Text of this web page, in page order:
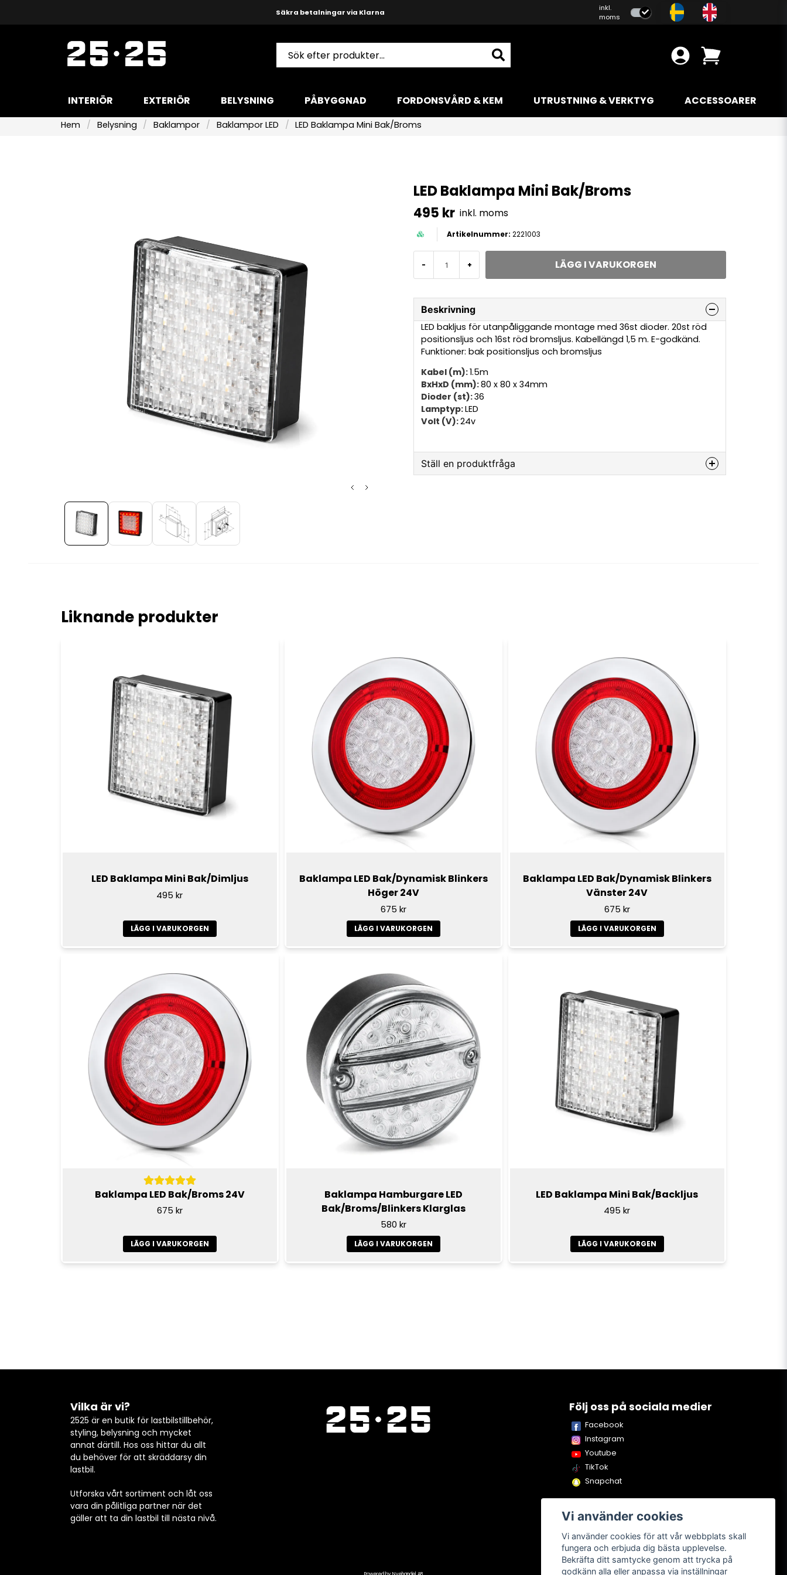
Snabba leveranser med DHL
inkl.
moms
INTERIÖR EXTERIÖR BELYSNING PÅBYGGNAD FORDONSVÅRD & KEM UTRUSTNING & VERKTYG ACCESSOARER
Hem Belysning Baklampor Baklampor LED LED Baklampa Mini Bak/Broms
LED Baklampa Mini Bak/Broms
495 kr inkl. moms
2221003
- + LÄGG I VARUKORGEN
Beskrivning
LED bakljus för utanpåliggande montage med 36st dioder. 20st röd
positionsljus och 16st röd bromsljus. Kabellängd 1,5 m. E-godkänd.
Funktioner: bak positionsljus och bromsljus
Kabel (m):1.5m
BxHxD (mm):80 x 80 x 34mm
Dioder (st):36
Lamptyp:LED
Volt (V):24v
Ställ en produktfråga
Skicka fråga
Liknande produkter
LED Baklampa Mini Bak/Dimljus
495 kr
LÄGG I VARUKORGEN
Baklampa LED Bak/Dynamisk Blinkers
Höger 24V
675 kr
LÄGG I VARUKORGEN
Baklampa LED Bak/Dynamisk Blinkers
Vänster 24V
675 kr
LÄGG I VARUKORGEN
Baklampa LED Bak/Broms 24V
675 kr
LÄGG I VARUKORGEN
Baklampa Hamburgare LED
Bak/Broms/Blinkers Klarglas
580 kr
LÄGG I VARUKORGEN
LED Baklampa Mini Bak/Backljus
495 kr
LÄGG I VARUKORGEN
Vilka är vi?
2525 är en butik för lastbilstillbehör,
styling, belysning och mycket
annat därtill. Hos oss hittar du allt
du behöver för att skräddarsy din
lastbil.
Utforska vårt sortiment och låt oss
vara din pålitliga partner när det
gäller att ta din lastbil till nästa nivå.
Följ oss på sociala medier
Facebook
Instagram
Youtube
TikTok
Snapchat
Vi använder cookies
Vi använder cookies för att vår webbplats skall
fungera och erbjuda dig bästa upplevelse.
Bekräfta ditt samtycke genom att trycka på
godkänn alla eller anpassa via inställningar